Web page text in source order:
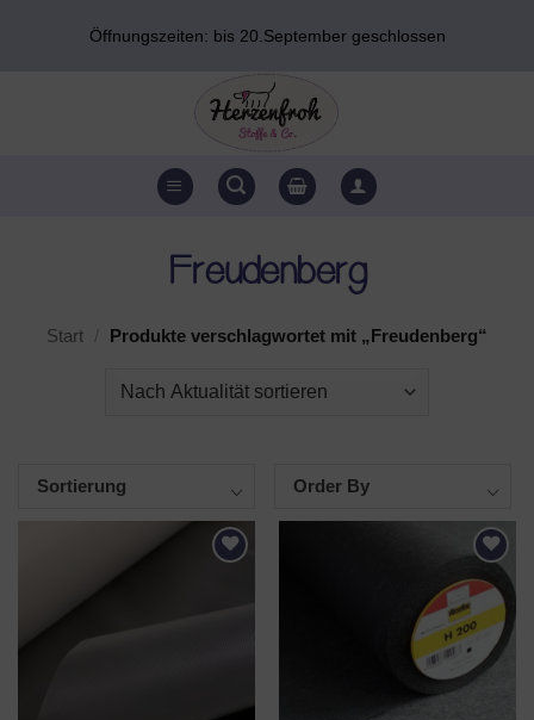
Öffnungszeiten: bis 20.September geschlossen
Freudenberg
Start Produkte verschlagwortet mit „Freudenberg“
Sortierung Order By
AUF DEN
WUNSCHZETTEL